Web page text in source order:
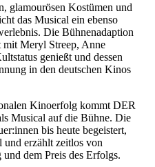
glamourösen Kostümen und
das Musical ein ebenso
Die Bühnenadaption
mit Meryl Streep, Anne
genießt und dessen
in den deutschen Kinos
Kinoerfolg kommt DER
Musical auf die Bühne. Die
bis heute begeistert,
erzählt zeitlos von
dem Preis des Erfolgs.